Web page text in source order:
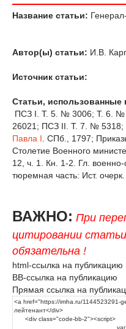
Название статьи: Генерал-
Автор(ы) статьи: И.В.
Источник статьи:
Статьи, использованные
ПСЗ I. Т. 5. № 3006; Т. 6.
26021; ПСЗ II. Т. 7. № 5318;
Павла I . СПб., 1797;
Столетие Военного
12, ч. 1. Кн. 1-2. Гл.
тюремная часть: Ист. очерк.
ВАЖНО: При
цитировании
обязательна !
html-ссылка на публикацию
BB-ссылка на публикацию
Прямая ссылка на